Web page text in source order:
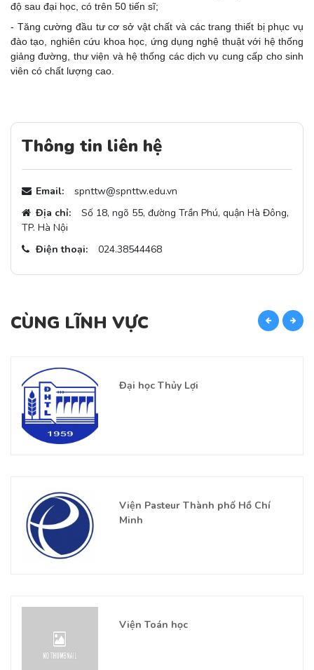
độ sau đại học, có trên 50 tiến sĩ;
- Tăng cường đầu tư cơ sở vật chất và các trang thiết bị phục vụ
đào tạo, nghiên cứu khoa học, ứng dụng nghệ thuậtvới hệ thống
giảng đường, thư viện và hệ thống các dịch vụ cung cấp cho sinh
viên có chất lượng cao.
Thông tin liên hệ
Email:
spnttw@spnttw.edu.vn
Địa chỉ:
Số 18, ngõ 55, đường Trần Phú, quận Hà Đông,
TP. Hà Nội
Điện thoại:
024.38544468
CÙNG LĨNH VỰC
Đại học Thủy Lợi
Viện Pasteur Thành phố Hồ Chí
Minh
Viện Toán học